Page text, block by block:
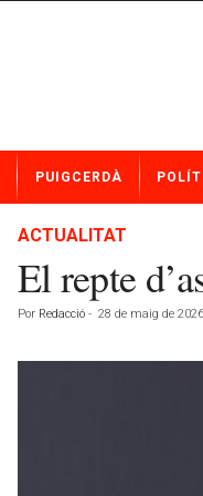
t
PUIGCERDÀ
ACTUALITAT
El repte
Por Redacció - 28 de maig de 2026